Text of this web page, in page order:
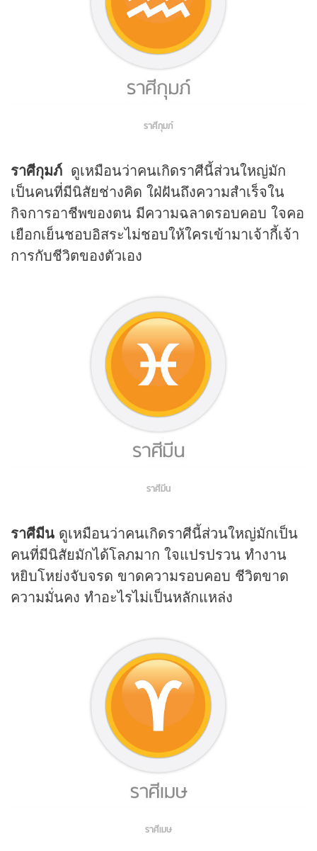
ราศีกุมภ์
ราศีกุมภ์ ดูเหมือนว่าคนเกิดราศีนี้ส่วนใหญ่มัก
เป็นคนที่มีนิสัยช่างคิด ใฝ่ฝันถึงความสำเร็จใน
กิจการอาชีพของตน มีความฉลาดรอบคอบ ใจคอ
เยือกเย็นชอบอิสระไม่ชอบให้ใครเข้ามาเจ้ากี้เจ้า
การกับชีวิตของตัวเอง
ราศีมีน
ราศีมีน ดูเหมือนว่าคนเกิดราศีนี้ส่วนใหญ่มักเป็น
คนที่มีนิสัยมักได้โลภมาก ใจแปรปรวน ทำงาน
หยิบโหย่งจับจรด ขาดความรอบคอบ ชีวิตขาด
ความมั่นคง ทำอะไรไม่เป็นหลักแหล่ง
ราศีเมษ